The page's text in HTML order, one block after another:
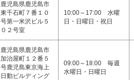
鹿児島県鹿児島市
東千石町７番１０
号第一米沢ビル５
０２号室
10:00～17:00 水曜
日・日曜日・祝日
鹿児島県鹿児島市
加治屋町１２番５
号鹿児島東京海上
日動ビルディング
09:00～18:00 毎週
水曜日・日曜日